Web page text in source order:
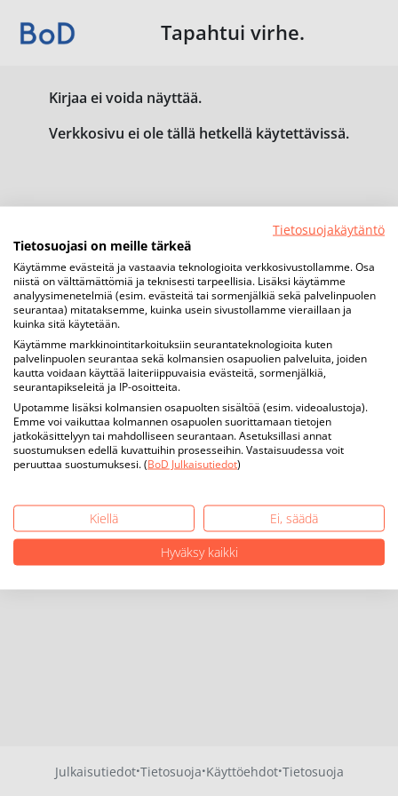
Tapahtui virhe.
Kirjaa ei voida näyttää.
Verkkosivu ei ole tällä hetkellä käytettävissä.
Julkaisutiedot·Tietosuoja·Käyttöehdot·Tietosuoja
Tietosuojakäytäntö
Tietosuojasi on meille tärkeä
Käytämme evästeitä ja vastaavia teknologioita verkkosivustollamme. Osa
niistä on välttämättömiä ja teknisesti tarpeellisia. Lisäksi käytämme
analyysimenetelmiä (esim. evästeitä tai sormenjälkiä sekä palvelinpuolen
seurantaa) mitataksemme, kuinka usein sivustollamme vieraillaan ja
kuinka sitä käytetään.
Käytämme markkinointitarkoituksiin seurantateknologioita kuten
palvelinpuolen seurantaa sekä kolmansien osapuolien palveluita, joiden
kautta voidaan käyttää laiteriippuvaisia evästeitä, sormenjälkiä,
seurantapikseleitä ja IP-osoitteita.
Upotamme lisäksi kolmansien osapuolten sisältöä (esim. videoalustoja).
Emme voi vaikuttaa kolmannen osapuolen suorittamaan tietojen
jatkokäsittelyyn tai mahdolliseen seurantaan. Asetuksillasi annat
suostumuksen edellä kuvattuihin prosesseihin. Vastaisuudessa voit
peruuttaa suostumuksesi. (BoD Julkaisutiedot)
Kiellä
Ei, säädä
Hyväksy kaikki